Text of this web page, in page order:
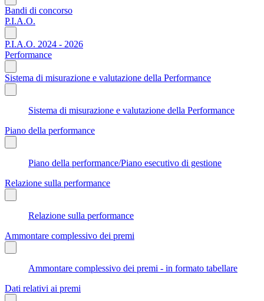
Bandi di concorso
P.I.A.O.
P.I.A.O. 2024 - 2026
Performance
Sistema di misurazione e valutazione della Performance
Sistema di misurazione e valutazione della Performance
Piano della performance
Piano della performance/Piano esecutivo di gestione
Relazione sulla performance
Relazione sulla performance
Ammontare complessivo dei premi
Ammontare complessivo dei premi - in formato tabellare
Dati relativi ai premi